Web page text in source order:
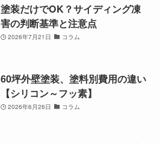
塗装だけでOK？サイディング凍
害の判断基準と注意点
2026年7月21日 コラム
60坪外壁塗装、塗料別費用の違い
【シリコン～フッ素】
2026年6月26日 コラム